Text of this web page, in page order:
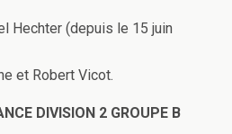
Hechter (depuis le 15 juin
et Robert Vicot.
DIVISION 2 GROUPE B